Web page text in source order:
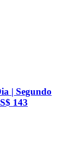
| Segundo
143